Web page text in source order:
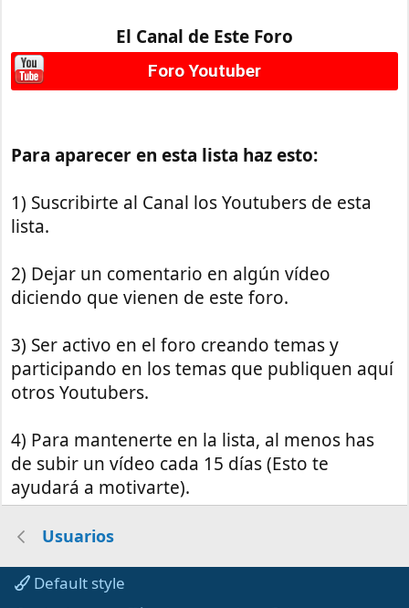
El Canal de Este Foro
Foro Youtuber
Para aparecer en esta lista haz esto:
1) Suscribirte al Canal los Youtubers de esta
lista.
2) Dejar un comentario en algún vídeo
diciendo que vienen de este foro.
3) Ser activo en el foro creando temas y
participando en los temas que publiquen aquí
otros Youtubers.
4) Para mantenerte en la lista, al menos has
de subir un vídeo cada 15 días (Esto te
ayudará a motivarte).
Usuarios
Default style